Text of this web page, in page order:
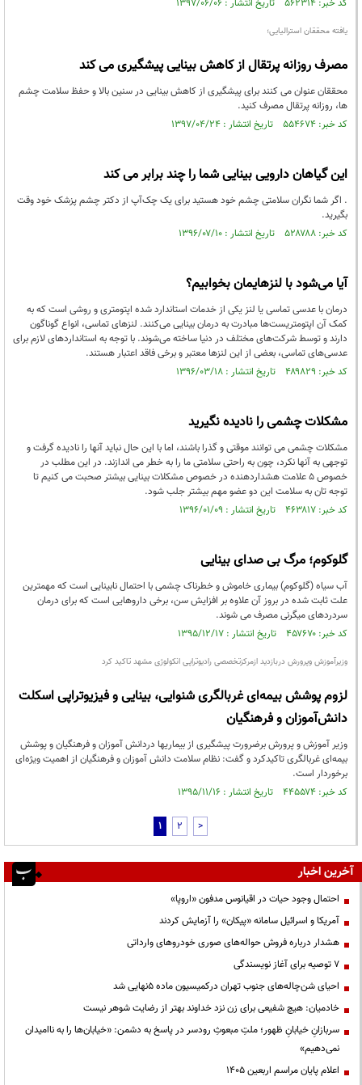
کد خبر: ۵۶۲۳۱۴ تاریخ انتشار : ۱۳۹۷/۰۶/۰۶
یافته محققان استرالیایی؛
مصرف روزانه پرتقال از کاهش بینایی پیشگیری می کند
محققان عنوان می کنند برای پیشگیری از کاهش بینایی در سنین بالا و حفظ سلامت چشم
ها، روزانه پرتقال مصرف کنید.
کد خبر: ۵۵۴۶۷۴ تاریخ انتشار : ۱۳۹۷/۰۴/۲۴
این گیاهان دارویی بینایی شما را چند برابر می کند
. اگر شما نگران سلامتی چشم خود هستید برای یک چک‌آپ از دکتر چشم پزشک خود وقت
بگیرید.
کد خبر: ۵۲۸۷۸۸ تاریخ انتشار : ۱۳۹۶/۰۷/۱۰
آیا می‌شود با لنزهایمان بخوابیم؟
درمان با عدسی تماسی یا لنز یکی از خدمات استاندارد شده اپتومتری و روشی است که به
کمک آن اپتومتریست‌ها مبادرت به درمان بینایی می‌کنند. لنز‌های تماسی، انواع گوناگون
دارند و توسط شرکت‌های مختلف در دنیا ساخته می‌شوند. با توجه به استاندارد‌های لازم برای
عدسی‌های تماسی، بعضی از این لنز‌ها معتبر و برخی فاقد اعتبار هستند.
کد خبر: ۴۸۹۸۲۹ تاریخ انتشار : ۱۳۹۶/۰۳/۱۸
مشکلات چشمی را نادیده نگیرید
مشکلات چشمی می توانند موقتی و گذرا باشند، اما با این حال نباید آنها را نادیده گرفت و
توجهی به آنها نکرد، چون به راحتی سلامتی ما را به خطر می اندازند. در این مطلب در
خصوص 5 علامت هشداردهنده در خصوص مشکلات بینایی بیشتر صحبت می کنیم تا
توجه تان به سلامت این دو عضو مهم بیشتر جلب شود.
کد خبر: ۴۶۳۸۱۷ تاریخ انتشار : ۱۳۹۶/۰۱/۰۹
گلوکوم؛ مرگ بی صدای بینایی
آب سیاه (گلوکوم) بیماری خاموش و خطرناک چشمی با احتمال نابینایی است که مهمترین
علت ثابت شده در بروز آن علاوه بر افزایش سن، برخی داروهایی است که برای درمان
سردردهای میگرنی مصرف می شوند.
کد خبر: ۴۵۷۶۷۰ تاریخ انتشار : ۱۳۹۵/۱۲/۱۷
وزیرآموزش وپرورش دربازدید ازمرکزتخصصی رادیوتراپی انکولوژی مشهد تاکید کرد
لزوم پوشش بیمه‌ای غربالگری شنوایی، بینایی و فیزیوتراپی اسکلت
دانش‌آموزان و فرهنگیان
وزیر آموزش و پرورش برضرورت پیشگیری از بیماریها دردانش آموزان و فرهنگیان و پوشش
بیمه‌ای غربالگری تاکیدکرد و گفت: نظام سلامت دانش آموزان و فرهنگیان از اهمیت ویژه‌ای
برخوردار است.
کد خبر: ۴۴۵۵۷۴ تاریخ انتشار : ۱۳۹۵/۱۱/۱۶
1 2 >
آخرین اخبار
احتمال وجود حیات در اقیانوس مدفون «اروپا»
آمریکا و اسرائیل سامانه «پیکان» را آزمایش کردند
هشدار درباره فروش حواله‌های صوری خودروهای وارداتی
۷ توصیه برای آغاز نویسندگی
احیای شن‌چاله‌های جنوب تهران درکمیسیون ماده ۵نهایی شد
خادمیان: هیچ شفیعی برای زن نزد خداوند بهتر از رضایت شوهر نیست
سربازانِ خیابانِ ظهور؛ ملتِ مبعوثِ رودسر در پاسخ به دشمن: «خیابان‌ها را به ناامیدان
نمی‌دهیم»
اعلام پایان مراسم اربعین ۱۴۰۵